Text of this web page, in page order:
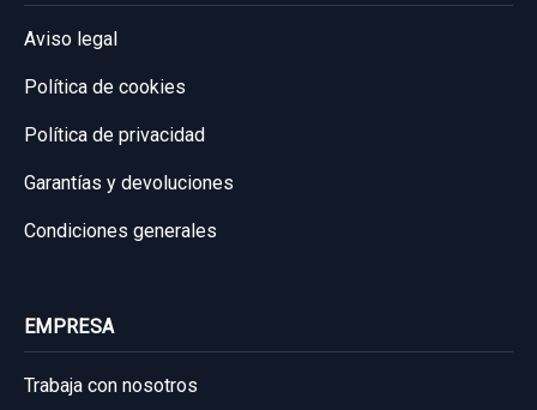
Aviso legal
Política de cookies
Política de privacidad
Garantías y devoluciones
Condiciones generales
EMPRESA
Trabaja con nosotros